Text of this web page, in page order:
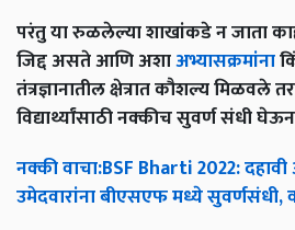
परंतु या रुळलेल्या शाखांकडे न जाता
जिद्द असते आणि अशाअभ्यासक्रमांना
तंत्रज्ञानातील क्षेत्रात कौशल्य मिळवले
विद्यार्थ्यांसाठी नक्कीच सुवर्ण संधी
नक्कीवाचा:BSF Bharti 2022:दहावी
उमेदवारांनाबीएसएफमध्येसुवर्णसंधी,